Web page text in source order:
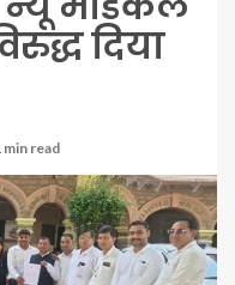
दिया
min read